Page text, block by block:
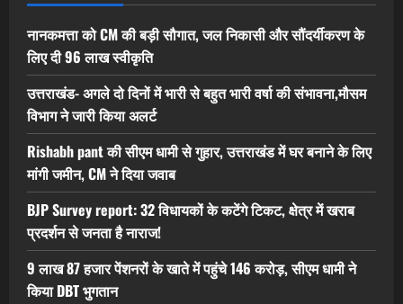
नानकमत्ता को CM की बड़ी सौगात, जल निकासी और सौंदर्यीकरण के
लिए दी 96 लाख स्वीकृति
उत्तराखंड- अगले दो दिनों में भारी से बहुत भारी वर्षा की संभावना,मौसम
विभाग ने जारी किया अलर्ट
Rishabh pant की सीएम धामी से गुहार, उत्तराखंड में घर बनाने के लिए
मांगी जमीन, CM ने दिया जवाब
BJP Survey report: 32 विधायकों के कटेंगे टिकट, क्षेत्र में खराब
प्रदर्शन से जनता है नाराज!
9 लाख 87 हजार पेंशनरों के खाते में पहुंचे 146 करोड़, सीएम धामी ने
किया DBT भुगतान